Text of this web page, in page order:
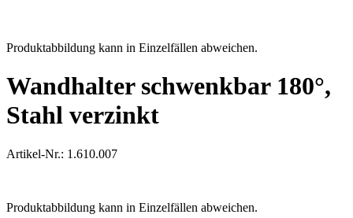
Produktabbildung kann in Einzelfällen abweichen.
Wandhalter schwenkbar 180°,
Stahl verzinkt
Artikel-Nr.: 1.610.007
Produktabbildung kann in Einzelfällen abweichen.